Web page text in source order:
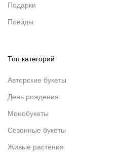
Подарки
Поводы
Топ категорий
Авторские букеты
День рождения
Монобукеты
Сезонные букеты
Живые растения